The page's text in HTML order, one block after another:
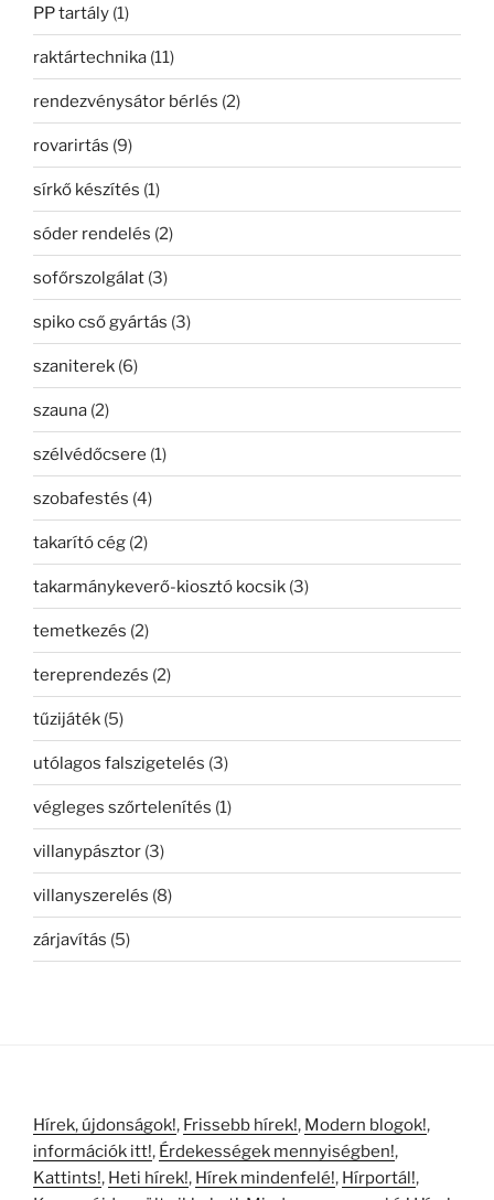
PP tartály (1)
raktártechnika (11)
rendezvénysátor bérlés (2)
rovarirtás (9)
sírkő készítés (1)
sóder rendelés (2)
sofőrszolgálat (3)
spiko cső gyártás (3)
szaniterek (6)
szauna (2)
szélvédőcsere (1)
szobafestés (4)
takarító cég (2)
takarmánykeverő-kiosztó kocsik (3)
temetkezés (2)
tereprendezés (2)
tűzijáték (5)
utólagos falszigetelés (3)
végleges szőrtelenítés (1)
villanypásztor (3)
villanyszerelés (8)
zárjavítás (5)
Hírek, újdonságok!, Frissebb hírek!, Modern blogok!,
információk itt!, Érdekességek mennyiségben!,
Kattints!, Heti hírek!, Hírek mindenfelé!, Hírportál!,